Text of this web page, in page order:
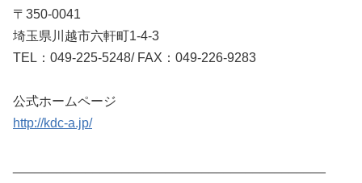
〒350-0041
埼玉県川越市六軒町1-4-3
TEL：049-225-5248/ FAX：049-226-9283
公式ホームページ
http://kdc-a.jp/